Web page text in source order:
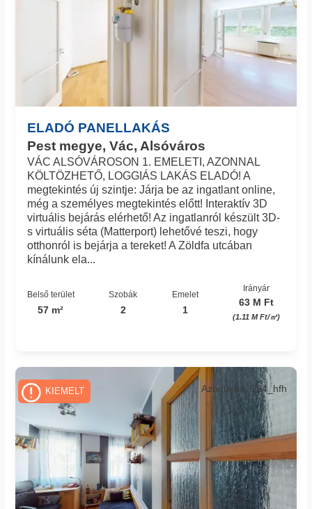
ELADÓ PANELLAKÁS
Pest megye, Vác, Alsóváros
VÁC ALSÓVÁROSON 1. EMELETI, AZONNAL
KÖLTÖZHETŐ, LOGGIÁS LAKÁS ELADÓ! A
megtekintés új szintje: Járja be az ingatlant online,
még a személyes megtekintés előtt! Interaktív 3D
virtuális bejárás elérhető! Az ingatlanról készült 3D-
s virtuális séta (Matterport) lehetővé teszi, hogy
otthonról is bejárja a tereket! A Zöldfa utcában
kínálunk ela...
Belső terület
57 m²
Szobák
2
Emelet
1
Irányár
63 M Ft
(1.11 M Ft/㎡)
Azonosító: 134_hfh
KIEMELT